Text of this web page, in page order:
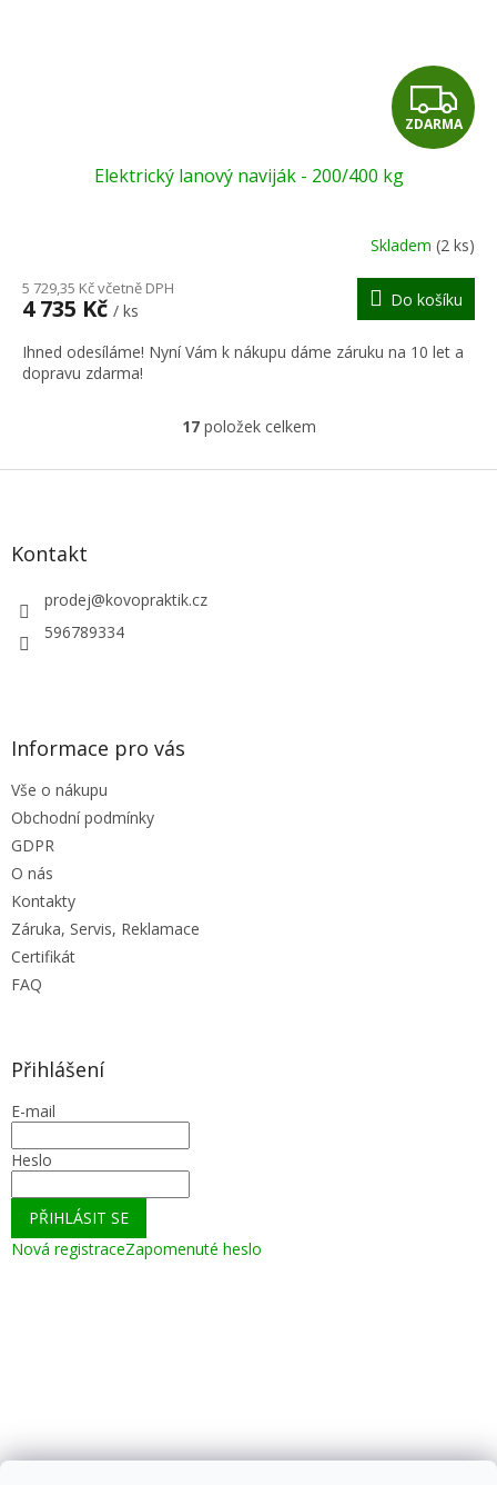
Z
D
R
M
A
ZDARMA
Elektrický lanový naviják - 200/400 kg
Skladem (2 ks)
5 729,35 Kč včetně DPH
4 735 Kč / ks
Do košíku
Ihned odesíláme! Nyní Vám k nákupu dáme záruku na 10 let a
dopravu zdarma!
O
l
17položek celkem
Z
Kontakt
prodej@kovopraktik.cz
596789334
Informace pro vás
Vše o nákupu
Obchodní podmínky
GDPR
O nás
Kontakty
Záruka, Servis, Reklamace
Certifikát
FAQ
Přihlášení
E-mail
Heslo
PŘIHLÁSIT SE
Nová registraceZapomenuté heslo